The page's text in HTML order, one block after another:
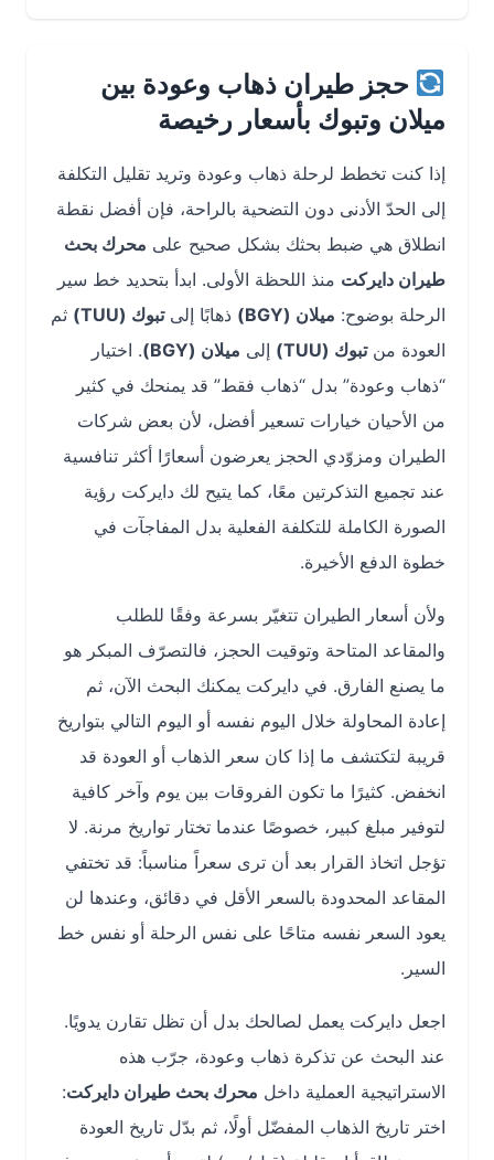
حجز طيران ذهاب وعودة بين
ميلان وتبوك بأسعار رخيصة
إذا كنت تخطط لرحلة ذهاب وعودة وتريد تقليل التكلفة
إلى الحدّ الأدنى دون التضحية بالراحة، فإن أفضل نقطة
انطلاق هي ضبط بحثك بشكل صحيح علىمحرك بحث
طيران دايركتمنذ اللحظة الأولى. ابدأ بتحديد خط سير
الرحلة بوضوح:ميلان (BGY) ذهابًا إلىتبوك (TUU)
ثم
العودة منتبوك (TUU) إلىميلان (BGY)
. اختيار
“ذهاب وعودة” بدل “ذهاب فقط” قد يمنحك في كثير
من الأحيان خيارات تسعير أفضل، لأن بعض شركات
الطيران ومزوّدي الحجز يعرضون أسعارًا أكثر تنافسية
عند تجميع التذكرتين معًا، كما يتيح لك دايركت رؤية
الصورة الكاملة للتكلفة الفعلية بدل المفاجآت في
خطوة الدفع الأخيرة.
ولأن أسعار الطيران تتغيّر بسرعة وفقًا للطلب
والمقاعد المتاحة وتوقيت الحجز، فالتصرّف المبكر هو
ما يصنع الفارق. في دايركت يمكنك البحث الآن، ثم
إعادة المحاولة خلال اليوم نفسه أو اليوم التالي بتواريخ
قريبة لتكتشف ما إذا كان سعر الذهاب أو العودة قد
انخفض. كثيرًا ما تكون الفروقات بين يوم وآخر كافية
لتوفير مبلغ كبير، خصوصًا عندما تختار تواريخ مرنة. لا
تؤجل اتخاذ القرار بعد أن ترى سعراً مناسباً: قد تختفي
المقاعد المحدودة بالسعر الأقل في دقائق، وعندها لن
يعود السعر نفسه متاحًا على نفس الرحلة أو نفس خط
اجعل دايركت يعمل لصالحك بدل أن تظل تقارن يدويًا.
عند البحث عن تذكرة ذهاب وعودة، جرّب هذه
الاستراتيجية العملية داخل محرك بحث طيران دايركت:
اختر تاريخ الذهاب المفضّل أولًا، ثم بدّل تاريخ العودة